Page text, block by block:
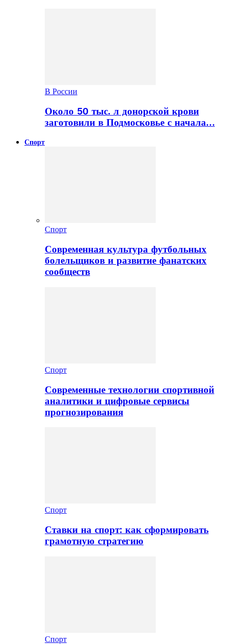
В России
Около 50 тыс. л донорской крови
заготовили в Подмосковье с начала…
Спорт
Спорт
Современная культура футбольных
болельщиков и развитие фанатских
сообществ
Спорт
Современные технологии спортивной
аналитики и цифровые сервисы
прогнозирования
Спорт
Ставки на спорт: как сформировать
грамотную стратегию
Спорт